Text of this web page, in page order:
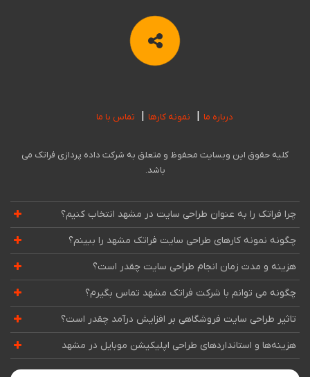
درباره ما نمونه کارها تماس با ما
کلیه حقوق این وبسایت محفوظ و متعلق به شرکت داده پردازی فراتک می
باشد.
چرا فراتک را به عنوان طراحی سایت در مشهد انتخاب کنیم؟
چگونه نمونه کارهای طراحی سایت فراتک مشهد را ببینم؟
هزینه و مدت زمان انجام طراحی سایت چقدر است؟
چگونه می توانم با شرکت فراتک مشهد تماس بگیرم؟
تاثیر طراحی سایت فروشگاهی بر افزایش درآمد چقدر است؟
هزینه‌ها و استانداردهای طراحی اپلیکیشن موبایل در مشهد